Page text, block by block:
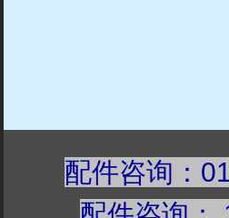
配件咨询：